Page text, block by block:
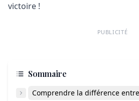
victoire !
PUBLICITÉ
Sommaire
Comprendre la différence entre